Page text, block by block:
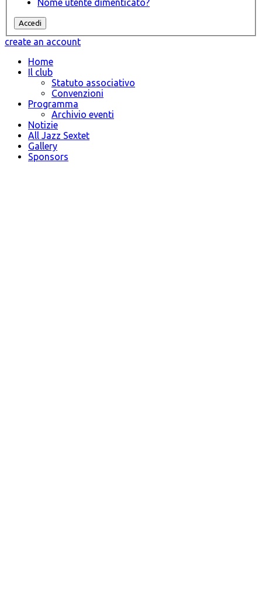
Nome utente dimenticato?
create an account
Home
Il club
Statuto associativo
Convenzioni
Programma
Archivio eventi
Notizie
All Jazz Sextet
Gallery
Sponsors